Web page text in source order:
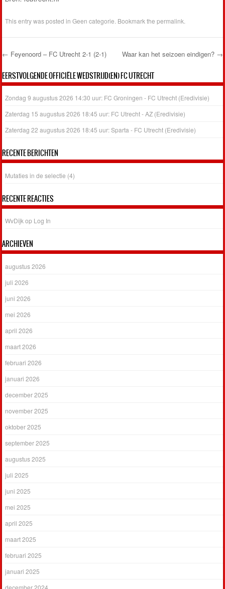
This entry was posted inGeen categorie . Bookmark thepermalink
Post navigation
← Feyenoord – FC Utrecht 2-1 (2-1) Waar kan het seizoen eindigen? →
EERSTVOLGENDE OFFICIËLE WEDSTRIJD(EN) FC UTRECHT
Zondag 9 augustus 2026 14:30 uur: FC Groningen - FC Utrecht (Eredivisie)
Zaterdag 15 augustus 2026 18:45 uur: FC Utrecht - AZ (Eredivisie)
Zaterdag 22 augustus 2026 18:45 uur: Sparta - FC Utrecht (Eredivisie)
RECENTE BERICHTEN
Mutaties in de selectie (4)
RECENTE REACTIES
WvDijk op Log In
ARCHIEVEN
augustus 2026
juli 2026
juni 2026
mei 2026
april 2026
maart 2026
februari 2026
januari 2026
december 2025
november 2025
oktober 2025
september 2025
augustus 2025
juli 2025
juni 2025
mei 2025
april 2025
maart 2025
februari 2025
januari 2025
december 2024